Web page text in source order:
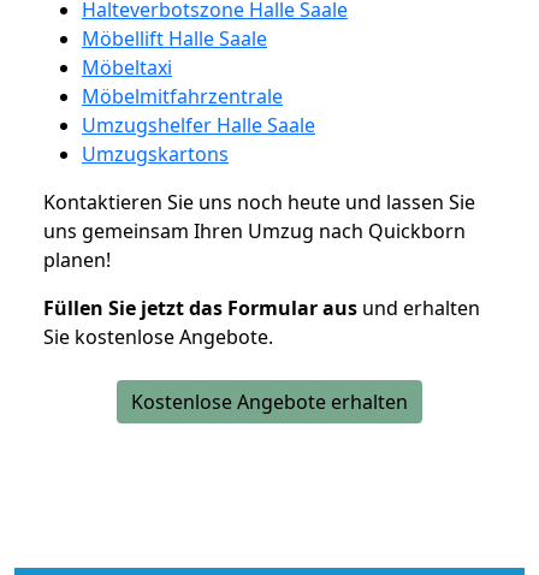
Halteverbotszone Halle Saale
Möbellift Halle Saale
Möbeltaxi
Möbelmitfahrzentrale
Umzugshelfer Halle Saale
Umzugskartons
Kontaktieren Sie uns noch heute und lassen Sie
uns gemeinsam Ihren Umzug nach Quickborn
planen!
Füllen Sie jetzt das Formular aus und erhalten
Sie kostenlose Angebote.
Kostenlose Angebote erhalten